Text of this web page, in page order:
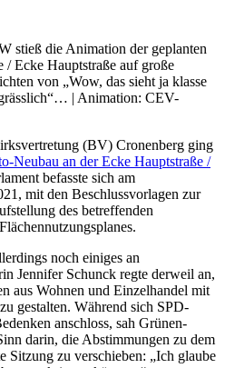
stieß die Animation der geplanten
/ Ecke Hauptstraße auf große
von „Wow, das sieht ja klasse
| Animation: CEV-
(BV) Cronenberg ging
Neubau an der Ecke Hauptstraße /
befasste sich am
mit den Beschlussvorlagen zur
des betreffenden
noch einiges an
Jennifer Schunck regte derweil an,
aus Wohnen und Einzelhandel mit
gestalten. Während sich SPD-
anschloss, sah Grünen-
darin, die Abstimmungen zu dem
Sitzung zu verschieben: „Ich glaube